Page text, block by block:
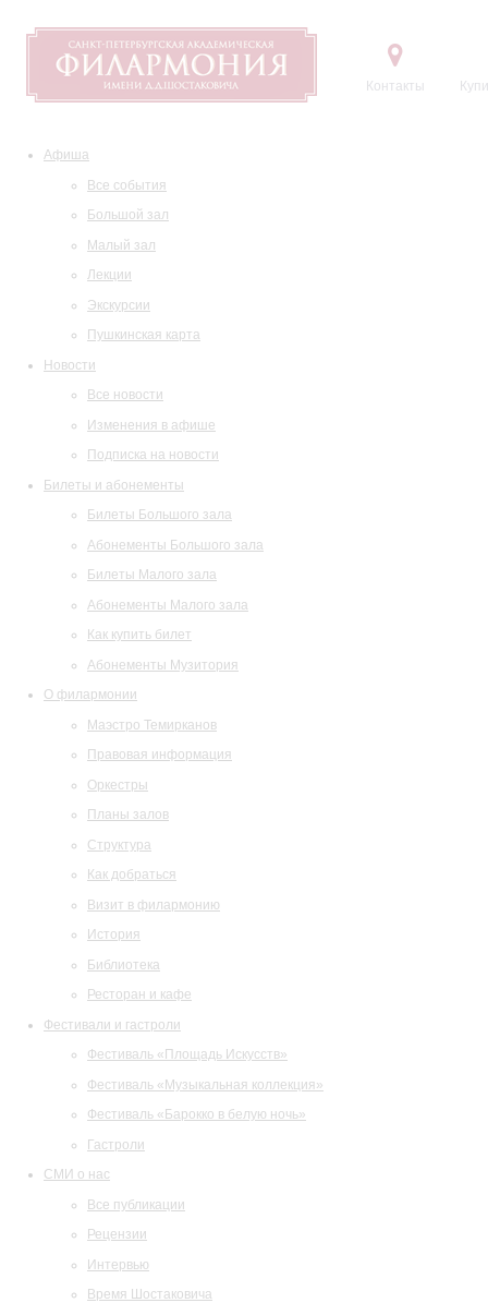
Контакты
Афиша
Все события
Большой зал
Малый зал
Лекции
Экскурсии
Пушкинская карта
Новости
Все новости
Изменения в афише
Подписка на новости
Билеты и абонементы
Билеты Большого зала
Абонементы Большого зала
Билеты Малого зала
Абонементы Малого зала
Как купить билет
Абонементы Музитория
О филармонии
Маэстро Темирканов
Правовая информация
Оркестры
Планы залов
Структура
Как добраться
Визит в филармонию
История
Библиотека
Ресторан и кафе
Фестивали и гастроли
Фестиваль «Площадь Искусств»
Фестиваль «Музыкальная коллекция»
Фестиваль «Барокко в белую ночь»
Гастроли
СМИ о нас
Все публикации
Рецензии
Интервью
Время Шостаковича